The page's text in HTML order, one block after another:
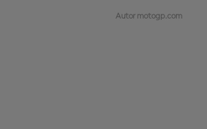
Autor motogp.com